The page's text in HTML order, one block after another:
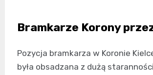
Bramkarze Korony
Pozycja bramkarza w Koronie
była obsadzana z dużą